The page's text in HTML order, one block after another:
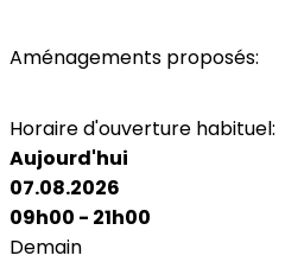
Aménagements proposés:
Horaire d'ouverture habituel:
Aujourd'hui
07.08.2026
09h00 - 21h00
Demain